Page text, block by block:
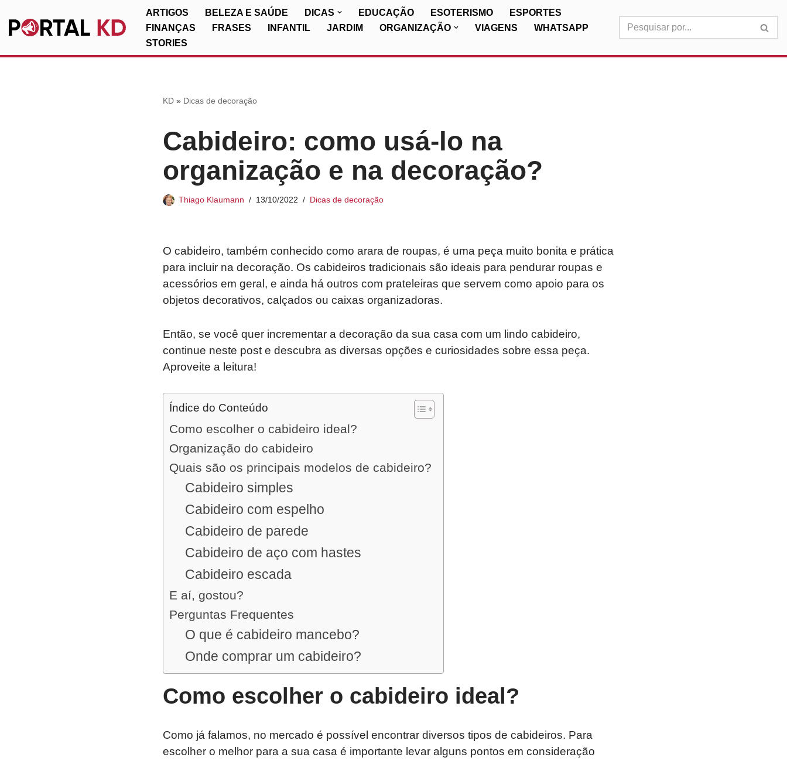
Pular
ARTIGOS BELEZA E SAÚDE DICAS EDUCAÇÃO ESOTERISMO
ESPORTES
FINANÇAS
FRASES INFANTIL JARDIM ORGANIZAÇÃO VIAGENS
WHATSAPP
STORIES
KD» Dicas de decoração
Cabideiro: como usá-lo na
organização e na decoração?
Thiago Klaumann 13/10/2022 Dicas de decoração
O cabideiro, também conhecido como arara de roupas, é uma peça muito bonita e prática
para incluir na decoração. Os cabideiros tradicionais são ideais para pendurar roupas e
acessórios em geral, e ainda há outros com prateleiras que servem como apoio para os
objetos decorativos, calçados ou caixas organizadoras.
Então, se você quer incrementar a decoração da sua casa com um lindo cabideiro,
continue neste post e descubra as diversas opções e curiosidades sobre essa peça.
Aproveite a leitura!
Índice do Conteúdo
Como escolher o cabideiro ideal?
Organização do cabideiro
Quais são os principais modelos de cabideiro?
Cabideiro simples
Cabideiro com espelho
Cabideiro de parede
Cabideiro de aço com hastes
Cabideiro escada
E aí, gostou?
Perguntas Frequentes
O que é cabideiro mancebo?
Onde comprar um cabideiro?
Como escolher o cabideiro ideal?
Como já falamos, no mercado é possível encontrar diversos tipos de cabideiros. Para
escolher o melhor para a sua casa é importante levar alguns pontos em consideração